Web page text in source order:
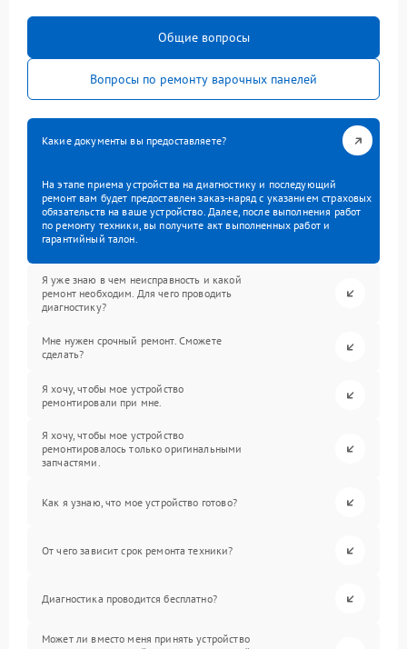
Общие вопросы
Вопросы по ремонту варочных панелей
Какие документы вы предоставляете?
На этапе приема устройства на диагностику и последующий
ремонт вам будет предоставлен заказ-наряд с указанием страховых
обязательств на ваше устройство. Далее, после выполнения работ
по ремонту техники, вы получите акт выполненных работ и
гарантийный талон.
Я уже знаю в чем неисправность и какой
ремонт необходим. Для чего проводить
диагностику?
Мне нужен срочный ремонт. Сможете
сделать?
Я хочу, чтобы мое устройство
ремонтировали при мне.
Я хочу, чтобы мое устройство
ремонтировалось только оригинальными
запчастями.
Как я узнаю, что мое устройство готово?
От чего зависит срок ремонта техники?
Диагностика проводится бесплатно?
Может ли вместо меня принять устройство